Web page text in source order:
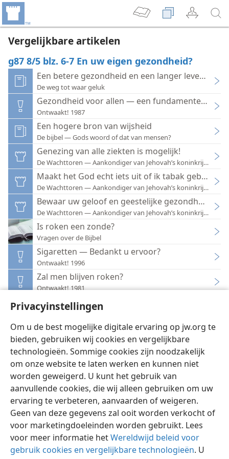
Privacyinstellingen
Om u de best mogelijke digitale ervaring op jw.org te
bieden, gebruiken wij cookies en vergelijkbare
technologieën. Sommige cookies zijn noodzakelijk
om onze website te laten werken en kunnen niet
worden geweigerd. U kunt het gebruik van
aanvullende cookies, die wij alleen gebruiken om uw
ervaring te verbeteren, aanvaarden of weigeren.
Geen van deze gegevens zal ooit worden verkocht of
voor marketingdoeleinden worden gebruikt. Lees
voor meer informatie hetWereldwijd beleid voor
gebruik cookies en vergelijkbare technologieën. U
Vergelijkbare artikelen
g87 8/5 blz. 6-7 En uw eigen gezondheid?
Een betere gezondheid en een langer leven —
De weg tot waar geluk
Gezondheid voor allen — een fundamentele
Ontwaakt! 1987
Een hogere bron van wijsheid
De bijbel — Gods woord of dat van mensen?
Genezing van alle ziekten is mogelijk!
De Wachttoren — Aankondiger van Jehovah’s koninkrijk 1985
Maakt het God echt iets uit of ik tabak gebruik?
De Wachttoren — Aankondiger van Jehovah’s koninkrijk 2012
Bewaar uw geloof en geestelijke gezondheid
De Wachttoren — Aankondiger van Jehovah’s koninkrijk 1989
Is roken een zonde?
Vragen over de Bijbel
Sigaretten — Bedankt u ervoor?
Ontwaakt! 1996
Zal men blijven roken?
Ontwaakt! 1981
Hoe u zich kunt beschermen tegen AIDS
Ontwaakt! 1986
Nederlands Instellingen
Copyright© 2026 Watch Tower Bible and Tract Society of Pennsylvania
Gebruiksvoorwaarden Privacybeleid
Privacyinstellingen
JW.ORG
Inloggen